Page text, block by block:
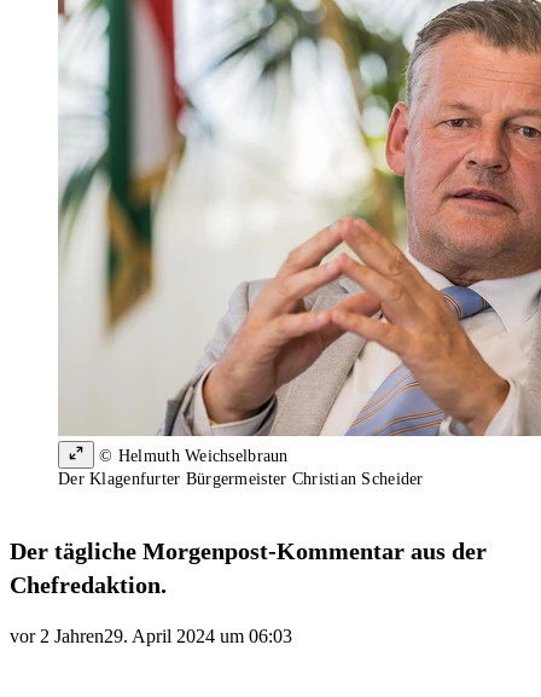
© Helmuth Weichselbraun
Der Klagenfurter Bürgermeister Christian Scheider
Der tägliche Morgenpost-Kommentar aus der
Chefredaktion.
vor 2 Jahren29. April 2024 um 06:03